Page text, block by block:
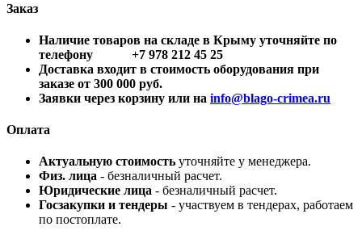
Заказ
Наличие товаров на складе в Крыму уточняйте по
телефону +7 978 212 45 25
Доставка входит в стоимость оборудования при
заказе от 300 000 руб.
Заявки через корзину или на info@blago-crimea.ru
Оплата
Актуальную стоимость уточняйте у менеджера.
Физ. лица - безналичный расчет.
Юридические лица - безналичный расчет.
Госзакупки и тендеры - участвуем в тендерах, работаем
по постоплате.